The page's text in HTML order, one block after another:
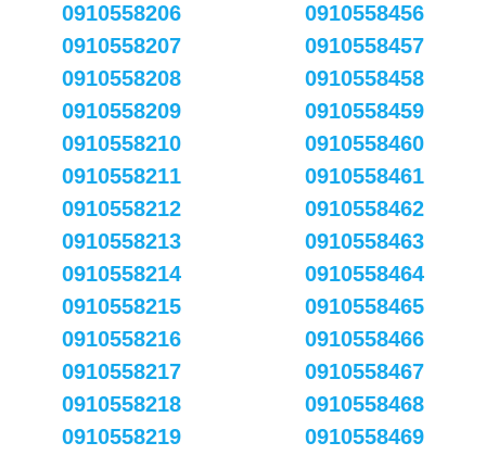
0910558206
0910558207
0910558208
0910558209
0910558210
0910558211
0910558212
0910558213
0910558214
0910558215
0910558216
0910558217
0910558218
0910558219
0910558456
0910558457
0910558458
0910558459
0910558460
0910558461
0910558462
0910558463
0910558464
0910558465
0910558466
0910558467
0910558468
0910558469